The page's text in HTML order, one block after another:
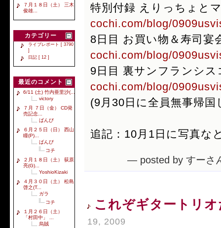
７月１８日（土） 三木
俊雄...
カテゴリー
ライブレポート [ 3790
]
日記 [ 12 ]
最近のコメント
6/11 (土) 竹内亜里沙(...
victory
７月 ７日（金） CD発
売記念...
ばんび
６月２５日（日） 西山
瞳(P)...
ばんび
コチ
２月１８日（土） 荻原
亮(G)...
YoshioKizaki
４月３０日（土） 松島
啓之(T...
ガラ
コチ
１月２６日（土）
「村田中」 ...
烏賊
特別付録 えりっちょと
cochi.com/blog/
8日目 お買い物＆寿司宴
cochi.com/blog/
9日目 裏サンフランシ
cochi.com/blog/
(9月30日に全員無事帰
追記：10月1日に写真な
— posted by すーさ
これぞギタートリ
19, 2009